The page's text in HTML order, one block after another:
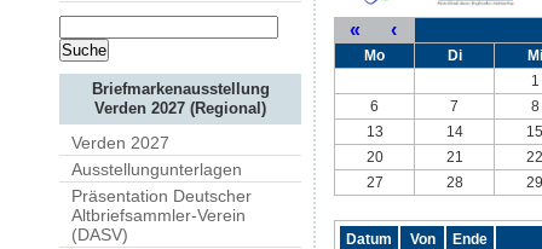
Briefmarkenausstellung
Verden 2027 (Regional)
Verden 2027
Ausstellungunterlagen
Präsentation Deutscher
Altbriefsammler-Verein
(DASV)
« ‹
Mo Di
Mi
1
6
7
8
13
14
15
20
21
22
27
28 29
Datum Von
Ende